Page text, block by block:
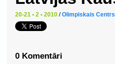
20-21 • 2 • 2010 /Olimpiskais
0 Komentāri